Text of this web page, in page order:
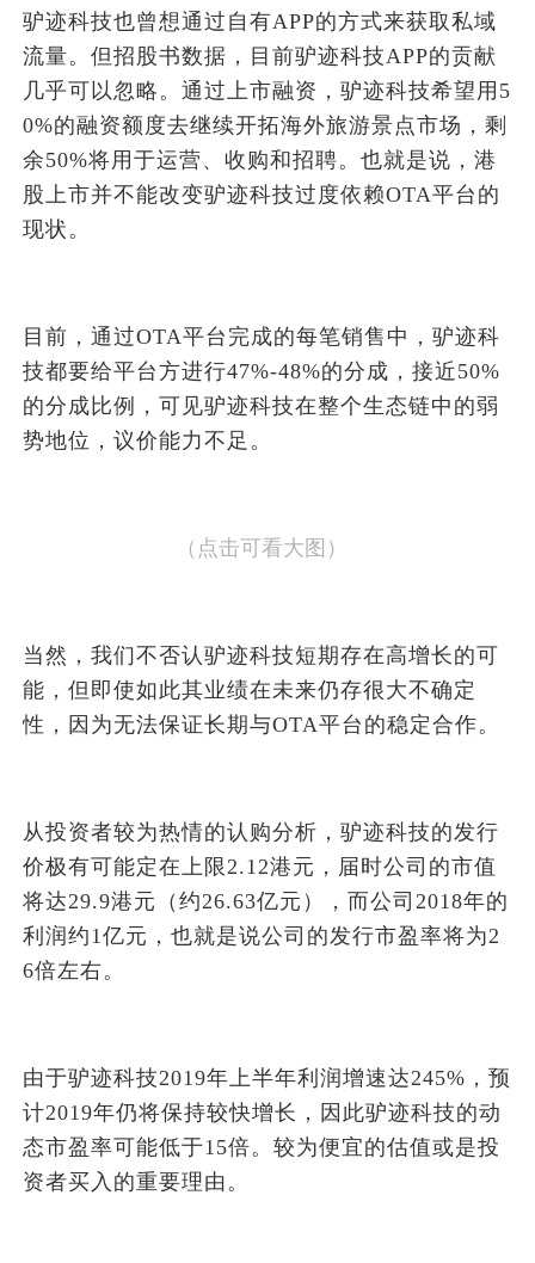
驴迹科技也曾想通过自有APP的方式来获取私域
流量。但招股书数据，目前驴迹科技APP的贡献
几乎可以忽略。通过上市融资，驴迹科技希望用5
0%的融资额度去继续开拓海外旅游景点市场，剩
余50%将用于运营、收购和招聘。也就是说，港
股上市并不能改变驴迹科技过度依赖OTA平台的
现状。
目前，通过OTA平台完成的每笔销售中，驴迹科
技都要给平台方进行47%-48%的分成，接近50%
的分成比例，可见驴迹科技在整个生态链中的弱
势地位，议价能力不足。
（点击可看大图）
当然，我们不否认驴迹科技短期存在高增长的可
能，但即使如此其业绩在未来仍存很大不确定
性，因为无法保证长期与OTA平台的稳定合作。
从投资者较为热情的认购分析，驴迹科技的发行
价极有可能定在上限2.12港元，届时公司的市值
将达29.9港元（约26.63亿元），而公司2018年的
利润约1亿元，也就是说公司的发行市盈率将为2
6倍左右。
由于驴迹科技2019年上半年利润增速达245%，预
计2019年仍将保持较快增长，因此驴迹科技的动
态市盈率可能低于15倍。较为便宜的估值或是投
资者买入的重要理由。